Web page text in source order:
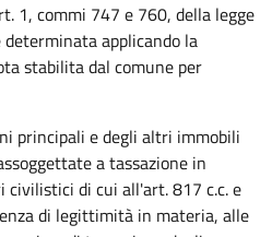
1, commi 747 e 760, della legge
applicando la
stabilita dal comune per
principali e degli altri immobili
a tassazione in
civilistici di cui all'art. 817 c.c. e
di legittimità in materia, alle